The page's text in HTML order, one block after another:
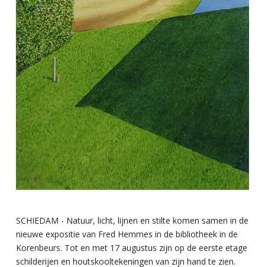
SCHIEDAM - Natuur, licht, lijnen en stilte komen samen in de
nieuwe expositie van Fred Hemmes in de bibliotheek in de
Korenbeurs. Tot en met 17 augustus zijn op de eerste etage
schilderijen en houtskooltekeningen van zijn hand te zien.